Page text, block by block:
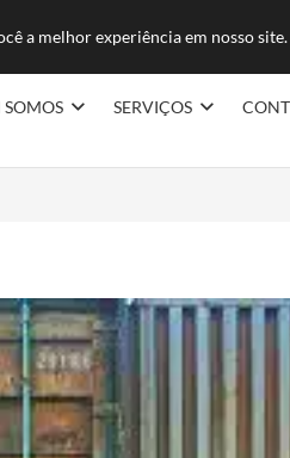
SERVIÇOS
a melhor experiência em nosso site.